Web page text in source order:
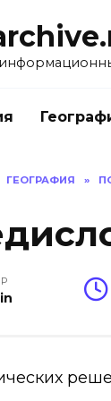
ГЕОГРАФИЯ »